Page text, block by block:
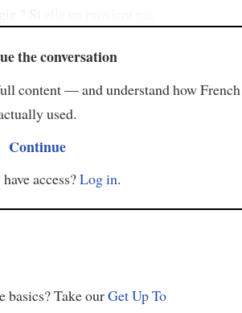
the conversation
content — and understand how
used.
Continue
access?Log in.
basics? Take ourGet Up To